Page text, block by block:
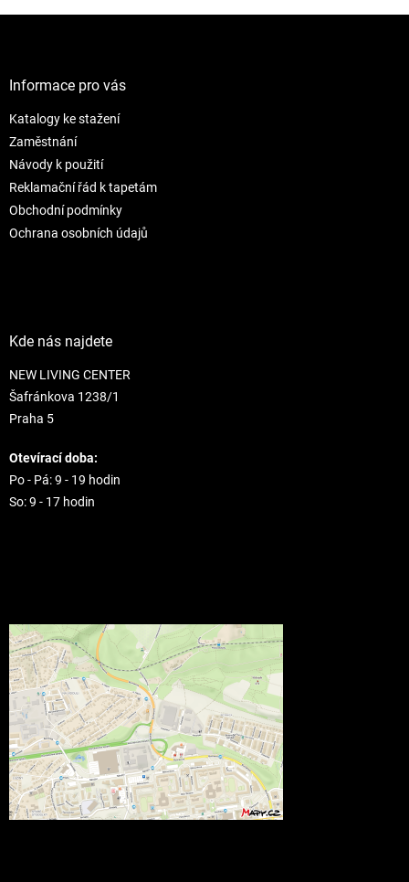
v
Informace pro vás
Katalogy ke stažení
Zaměstnání
Návody k použití
Reklamační řád k tapetám
Obchodní podmínky
Ochrana osobních údajů
Kde nás najdete
NEW LIVING CENTER
Šafránkova 1238/1
Praha 5
Otevírací doba:
Po - Pá: 9 - 19 hodin
So: 9 - 17 hodin